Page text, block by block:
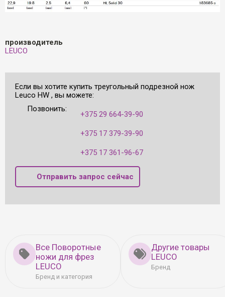
производитель
LEUCO
Если вы хотите купить треугольный подрезной нож
Leuco HW , вы можете:
Позвонить:
+375 29 664-39-90
+375 17 379-39-90
+375 17 361-96-67
Отправить запрос сейчас
Все Поворотные
ножи для фрез
LEUCO
Бренд и категория
Другие товары
LEUCO
Бренд